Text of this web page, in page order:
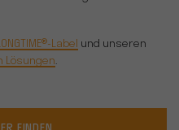
Label und unseren
Lösungen.